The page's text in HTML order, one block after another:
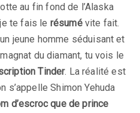
au fin fond de l’Alaska
te fais le résumévite fait.
jeune homme séduisant et
du diamant, tu vois le
Tinder. La réalité est
s’appelle Shimon Yehuda
d’escroc que de prince